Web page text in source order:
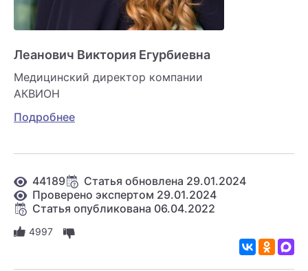
Леанович Виктория Егурбиевна
Медицинский директор компании
АКВИОН
Подробнее
44189
Статья обновлена 29.01.2024
Проверено экспертом 29.01.2024
Статья опубликована 06.04.2022
4997